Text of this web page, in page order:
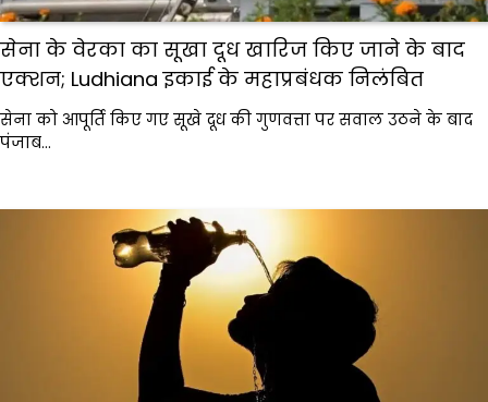
सेना के वेरका का सूखा दूध खारिज किए जाने के बाद
एक्शन; Ludhiana इकाई के महाप्रबंधक निलंबित
सेना को आपूर्ति किए गए सूखे दूध की गुणवत्ता पर सवाल उठने के बाद
पंजाब…